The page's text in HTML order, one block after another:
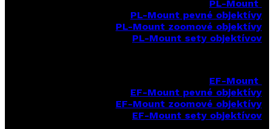
PL-Mount
PL-Mount pevné objektívy
PL-Mount zoomové objektívy
PL-Mount sety objektívov
EF-Mount
EF-Mount pevné objektívy
EF-Mount zoomové objektívy
EF-Mount sety objektívov